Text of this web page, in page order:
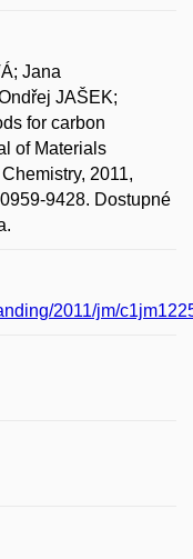
Jana
JAŠEK;
for carbon
of Materials
2011,
9428. Dostupné
2011/jm/